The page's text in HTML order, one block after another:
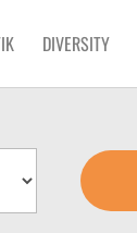
DIVERSITY